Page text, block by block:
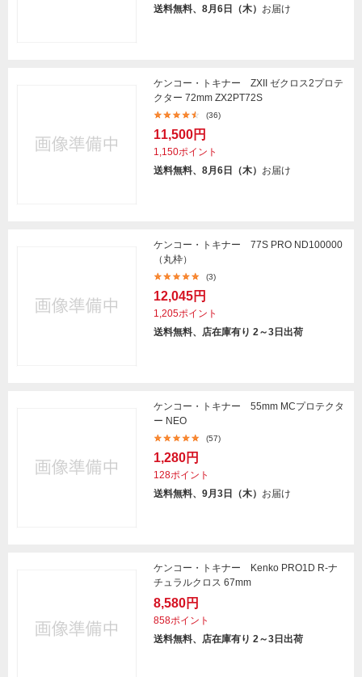
送料無料、8月6日（木） お届け
ケンコー・トキナー ZXII ゼクロス2プロテ
クター 72mm ZX2PT72S
(36)
11,500円
1,150ポイント
送料無料、8月6日（木） お届け
ケンコー・トキナー 77S PRO ND100000
（丸枠）
(3)
12,045円
1,205ポイント
送料無料、店在庫有り 2～3日出荷
ケンコー・トキナー 55mm MCプロテクタ
ー NEO
(57)
1,280円
128ポイント
送料無料、9月3日（木） お届け
ケンコー・トキナー Kenko PRO1D R-ナ
チュラルクロス 67mm
8,580円
858ポイント
送料無料、店在庫有り 2～3日出荷